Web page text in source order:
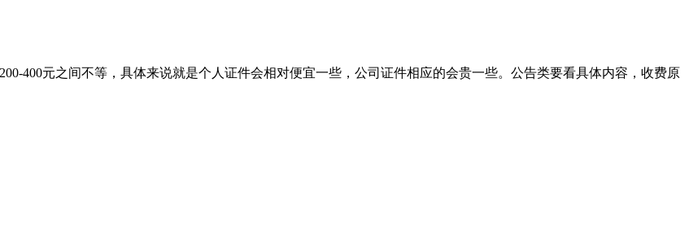
400元之间不等，具体来说就是个人证件会相对便宜一些，公司证件相应的会贵一些。公告类要看具体内容，收费原